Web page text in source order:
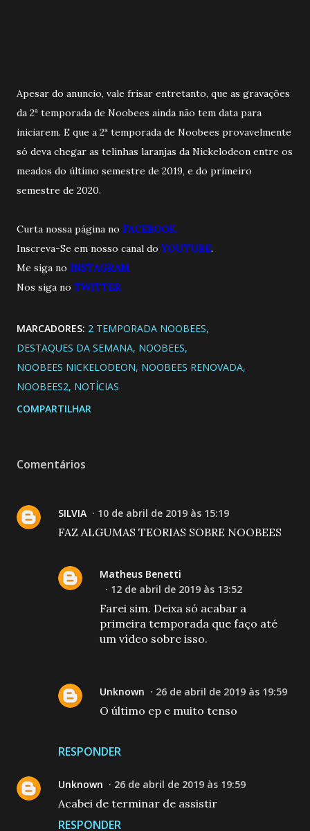
Apesar do anuncio, vale frisar entretanto, que as gravações
da 2ª temporada de Noobees ainda não tem data para
iniciarem. E que a 2ª temporada de Noobees provavelmente
só deva chegar as telinhas laranjas da Nickelodeon entre os
meados do último semestre de 2019, e do primeiro
semestre de 2020.
Curta nossa página no FACEBOOK.
Inscreva-Se em nosso canal do YOUTUBE.
Me siga no INSTAGRAM
Nos siga no TWITTER
MARCADORES: 2 TEMPORADA NOOBEES
DESTAQUES DA SEMANA NOOBEES
NOOBEES NICKELODEON NOOBEES RENOVADA
NOOBEES2 NOTÍCIAS
COMPARTILHAR
Comentários
SILVIA 10 de abril de 2019 às 15:19
FAZ ALGUMAS TEORIAS SOBRE NOOBEES
RESPONDER
Matheus Benetti
12 de abril de 2019 às 13:52
Farei sim. Deixa só acabar a
primeira temporada que faço até
um vídeo sobre isso.
Unknown 26 de abril de 2019 às 19:59
O último ep e muito tenso
Unknown 26 de abril de 2019 às 19:59
Acabei de terminar de assistir
RESPONDER